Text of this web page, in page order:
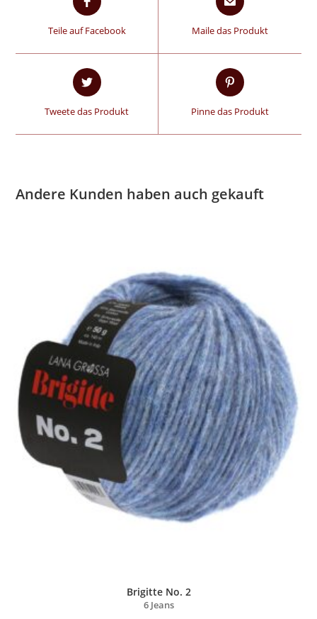
Teile auf Facebook Maile das Produkt
Tweete das Produkt Pinne das Produkt
Andere Kunden haben auch gekauft
Brigitte No. 2
6 Jeans